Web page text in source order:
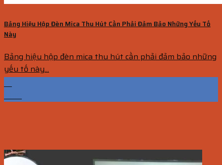
Bảng Hiệu Hộp Đèn Mica Thu Hút Cần Phải Đảm Bảo Những Yếu Tố
Này
Bảng hiệu hộp đèn mica thu hút cần phải đảm bảo những
yếu tố này...
19
Th10